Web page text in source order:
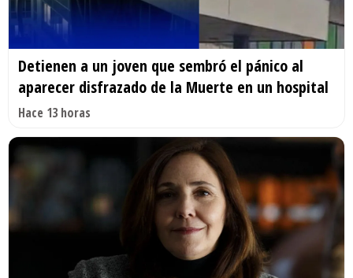
Detienen a un joven que sembró el pánico al
aparecer disfrazado de la Muerte en un hospital
Hace 13 horas